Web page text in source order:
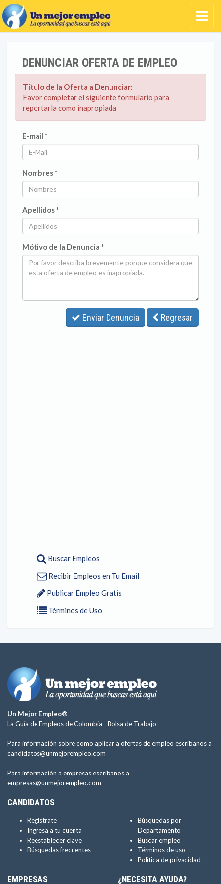
DENUNCIAR OFERTA DE EMPLEO
Título de la Oferta a Denunciar:
Favor completar el siguiente formulario para
reportarla como inapropiada
E-mail *
Nombres *
Apellidos *
Mótivo de la Denuncia *
Enviar Denuncia Regresar
Buscar Empleos
Recibir Empleos en Tu Email
Publicar Empleo Gratis
Términos de Uso
Un Mejor Empleo®
La Guía de Empleos de Colombia - Bolsa de Trabajo
Para información sobre como aplicar a ofertas de empleo escríbanos a
candidatos@unmejorempleo.com
Para información a empresas escríbanos a
empresas@unmejorempleo.com
CANDIDATOS
Regístrate
Ingresa a tu cuenta
Reestablecer clave
Búsquedas frecuentes
Búsquedas por
Departamento
Buscar empleo
Términos de uso
Política de privacidad
EMPRESAS ¿NECESITA AYUDA?